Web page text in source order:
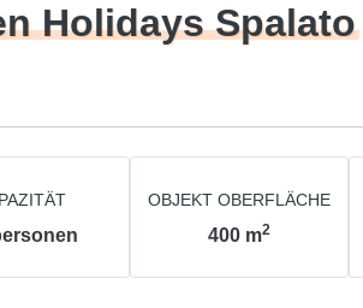
Holidays Spalato
OBJEKT OBERFLÄCHE
400 m2